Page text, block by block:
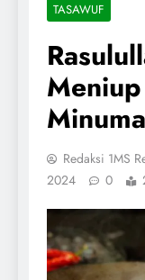
TASAWUF
Redaksi 1MS
2024
0